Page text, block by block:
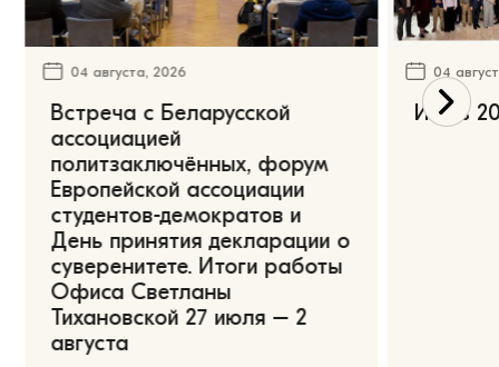
04 августа, 2026
Встреча с Беларусской
ассоциацией
политзаключённых, форум
Европейской ассоциации
студентов-демократов и
День принятия декларации о
суверенитете. Итоги работы
Офиса Светланы
Тихановской 27 июля – 2
августа
04
Июль